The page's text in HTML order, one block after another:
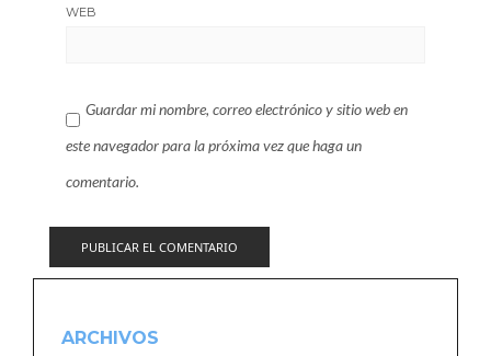
WEB
Guardar mi nombre, correo electrónico y sitio web en
este navegador para la próxima vez que haga un
comentario.
ARCHIVOS